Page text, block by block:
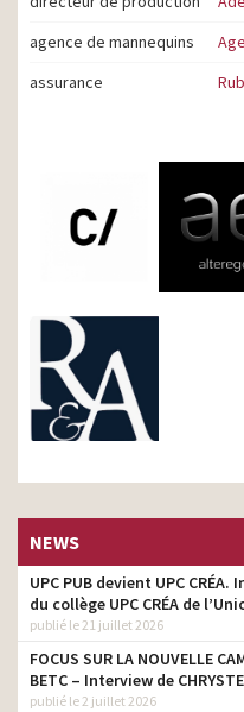
agence de mannequins
assurance
NEWS
UPC PUB devient UPC
du collège UPC CRÉA de
publié le 21 juillet 2026
FOCUS SUR LA NOUVELLE
BETC – Interview de
publié le 2 juillet 2026